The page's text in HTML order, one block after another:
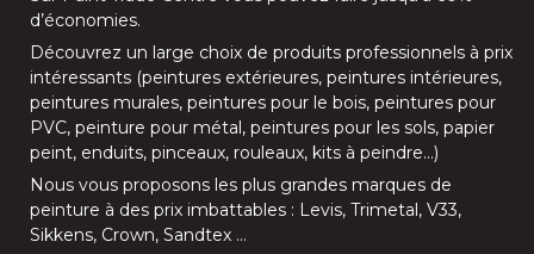
d’économies.
Découvrez un large choix de produits professionnels à prix
intéressants (peintures extérieures, peintures intérieures,
peintures murales, peintures pour le bois, peintures pour
PVC, peinture pour métal, peintures pour les sols, papier
peint, enduits, pinceaux, rouleaux, kits à peindre…)
Nous vous proposons les plus grandes marques de
peinture à des prix imbattables : Levis, Trimetal, V33,
Sikkens, Crown, Sandtex …